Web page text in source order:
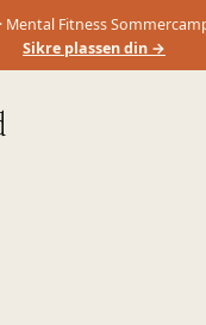
Mental Fitness
Sikre plassen din →